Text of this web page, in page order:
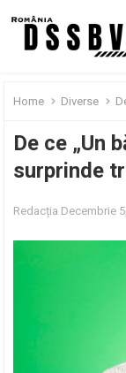
Home Diverse
De ce „Un
surprinde
Redacția Decembrie